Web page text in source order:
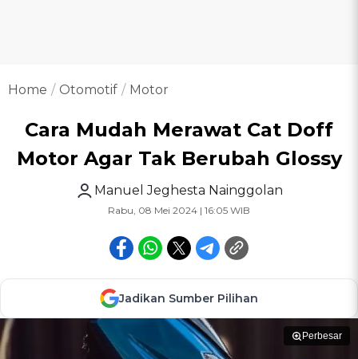
Home Otomotif Motor
Cara Mudah Merawat Cat Doff
Motor Agar Tak Berubah Glossy
Manuel Jeghesta Nainggolan
Rabu, 08 Mei 2024 | 16:05 WIB
Jadikan Sumber Pilihan
Perbesar